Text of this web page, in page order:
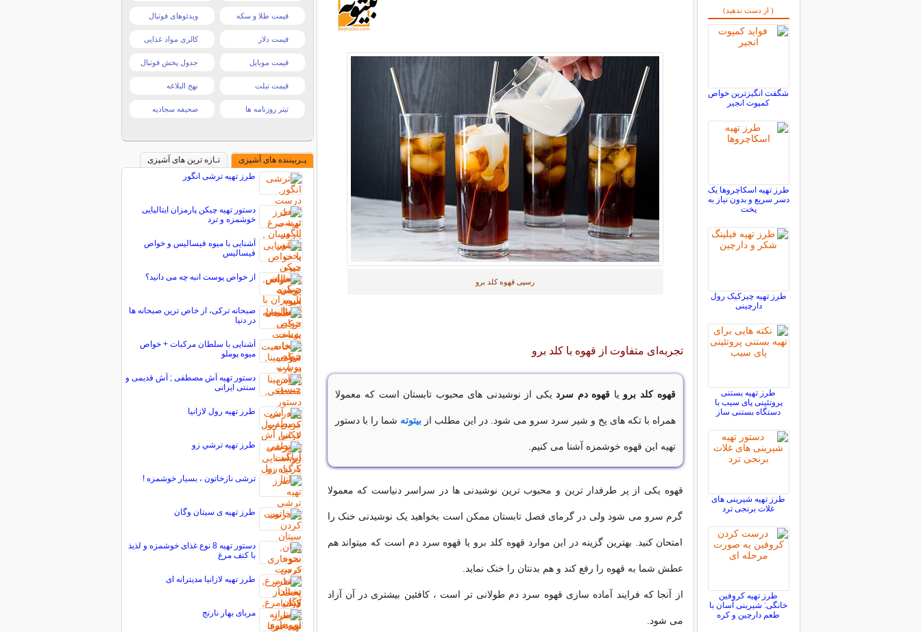
رسپی قهوه کلد برو
تجربه‌ای متفاوت از قهوه با کلد برو
قهوه کلد برو یا قهوه دم سردیکی از نوشیدنی های محبوب تابستان است که معمولا
همراه با تکه های یخ و شیر سرد سرو می شود. در این مطلب ازبیتوته شما را با دستور
تهیه این قهوه خوشمزه آشنا می کنیم.
قهوه یکی از پر طرفدار ترین و محبوب ترین نوشیدنی ها در سراسر دنیاست که معمولا
گرم سرو می شود ولی در گرمای فصل تابستان ممکن است بخواهید یک نوشیدنی خنک را
امتحان کنید. بهترین گزینه در این موارد قهوه کلد برو یا قهوه سرد دم است که میتواند هم
عطش شما به قهوه را رفع کند و هم بدنتان را خنک نماید.
از آنجا که فرایند آماده سازی قهوه سرد دم طولانی تر است ، کافئین بیشتری در آن آزاد
می شود.
( از دست ندهید)
شگفت انگیزترین خواص
کمپوت انجیر
طرز تهیه اسکاچروها یک
دسر سریع و بدون نیاز به
پخت
طرز تهیه چیزکیک رول
دارچینی
طرز تهیه بستنی
پروتئینی پای سیب با
دستگاه بستنی ساز
طرز تهیه شیرینی های
غلات برنجی ترد
طرز تهیه کروفین
خانگی: شیرینی آسان با
طعم دارچین و کره
قیمت طلا و سکه ویدئوهای فوتبال
قیمت دلار کالری مواد غذایی
قیمت موبایل جدول پخش فوتبال
قیمت تبلت نهج البلاغه
تیتر روزنامه ها صحیفه سجادیه
پـربیننده های آشپزی
تـازه ترین های آشپزی
طرز تهیه ترشی انگور
دستور تهیه چیکن پارمزان ایتالیایی
خوشمزه و ترد
آشنایی با میوه فیسالیس و خواص
فیسالیس
از خواص پوست انبه چه می دانید؟
صبحانه ترکی، از خاص ترین صبحانه ها
در دنیا
آشنایی با سلطان مرکبات + خواص
میوه پوملو
دستور تهیه آش مصطفی ; آش قدیمی و
سنتی ایرانی
طرز تهیه رول لازانیا
طرز تهیه ترشي زو
ترشی نازخاتون ، بسیار خوشمزه !
طرز تهیه ی سیتان وگان
دستور تهیه 8 نوع غذای خوشمزه و لذیذ
با کتف مرغ
طرز تهیه لازانیا مدیترانه ای
مربای بهار نارنج